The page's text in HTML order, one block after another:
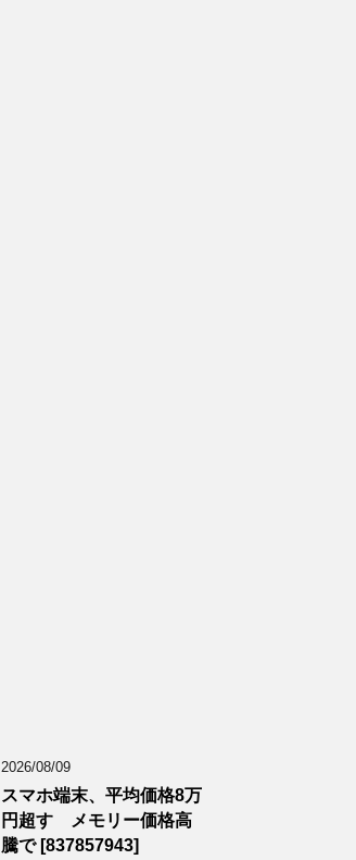
2026/08/09
スマホ端末、平均価格8万
円超す メモリー価格高
騰で [837857943]